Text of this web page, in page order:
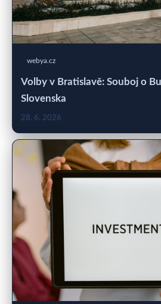
webya.cz
Volby v Bratislavě: Souboj o
Slovenska
28. 6. 2026